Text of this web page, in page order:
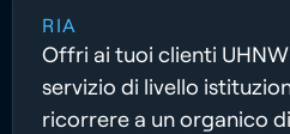
RIA
Offri ai tuoi clienti
servizio di livello
ricorrere a un organico